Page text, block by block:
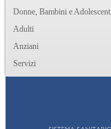
Donne, Bambini e
Adulti
Anziani
Servizi